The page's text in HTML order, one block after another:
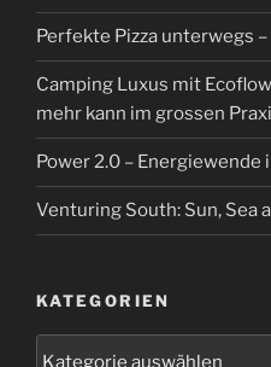
Perfekte Pizza unterwegs
Camping Luxus mit
mehr kann im grossen
Power 2.0 – Energiewende
Venturing South: Sun, Sea
KATEGORIEN